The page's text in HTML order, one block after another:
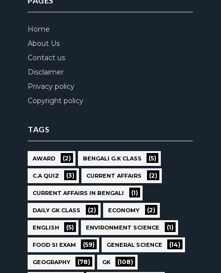
Home
About Us
Contact us
Disclaimer
Privacy policy
Copyright policy
TAGS
AWARD (2) BENGALI G.K CLASS (5)
C.A QUIZ (3) CURRENT AFFAIRS (2)
CURRENT AFFAIRS IN BENGALI (1)
DAILY GK CLASS (2) ECONOMY (2)
ENGLISH (5) ENVIRONMENT SCIENCE (1)
FOOD SI EXAM (59) GENERAL SCIENCE (14)
GEOGRAPHY (78) GK (108)